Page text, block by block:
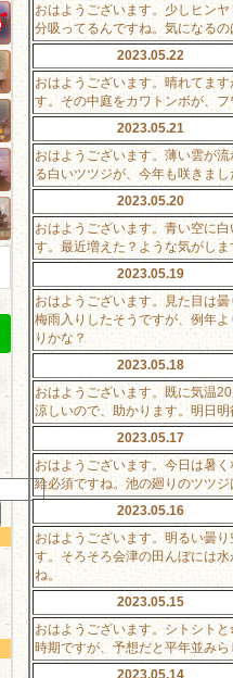
おはようございます。少しヒン
分吸ってるんですね。気になる
2023.05.22
おはようございます。晴れてま
す。その中庭をカワトンボが、
2023.05.21
おはようございます。薄い雲が
る白いツツジが、今年も咲きま
2023.05.20
おはようございます。青い空に
す。最近増えた？ような気がし
2023.05.19
おはようございます。見た目は
梅雨入りしたそうですが、例年
りかな？
2023.05.18
おはようございます。既に気温
涼しいので、助かります。明日
2023.05.17
おはようございます。今日は暑
給必須ですね。池の廻りのツツ
2023.05.16
おはようございます。明るい曇
す。そろそろ会津の田んぼには
ね。
2023.05.15
おはようございます。シトシト
時期ですが、予想だと平年並み
2023.05.14